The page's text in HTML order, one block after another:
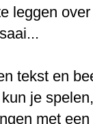
leggen
tekst en
je
met